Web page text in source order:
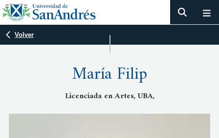
Volver
María Filip
Licenciada en Artes, UBA,